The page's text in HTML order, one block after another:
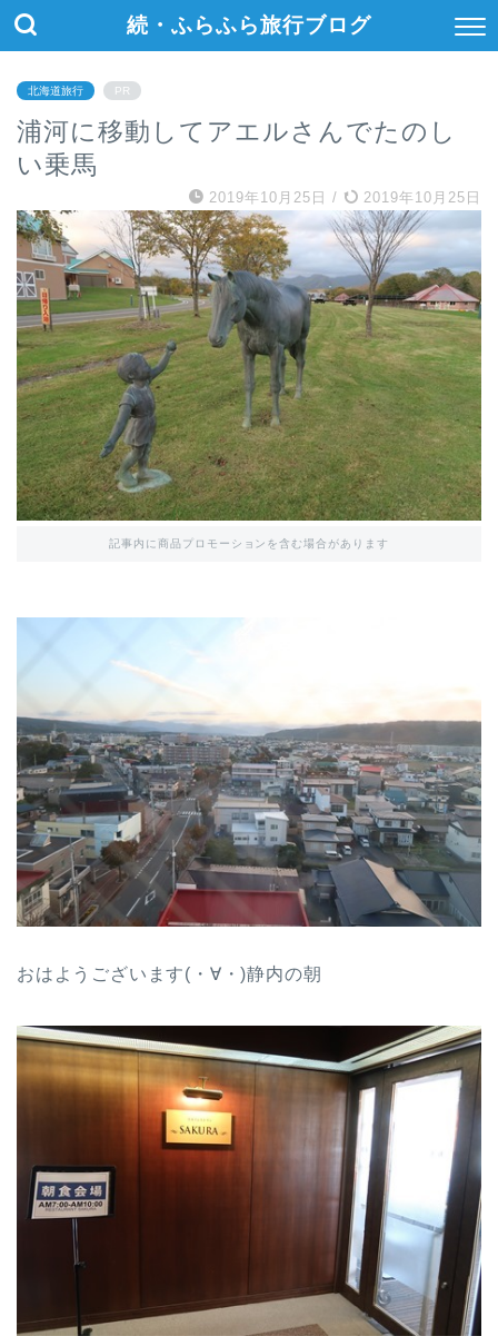
続・ふらふら旅行ブログ
北海道旅行 PR
浦河に移動してアエルさんでたのし
い乗馬
2019年10月25日 / 2019年10月25日
記事内に商品プロモーションを含む場合があります
おはようございます(・∀・)静内の朝